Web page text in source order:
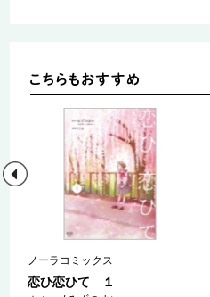
ノーラコミックス
恋ひ恋ひて １